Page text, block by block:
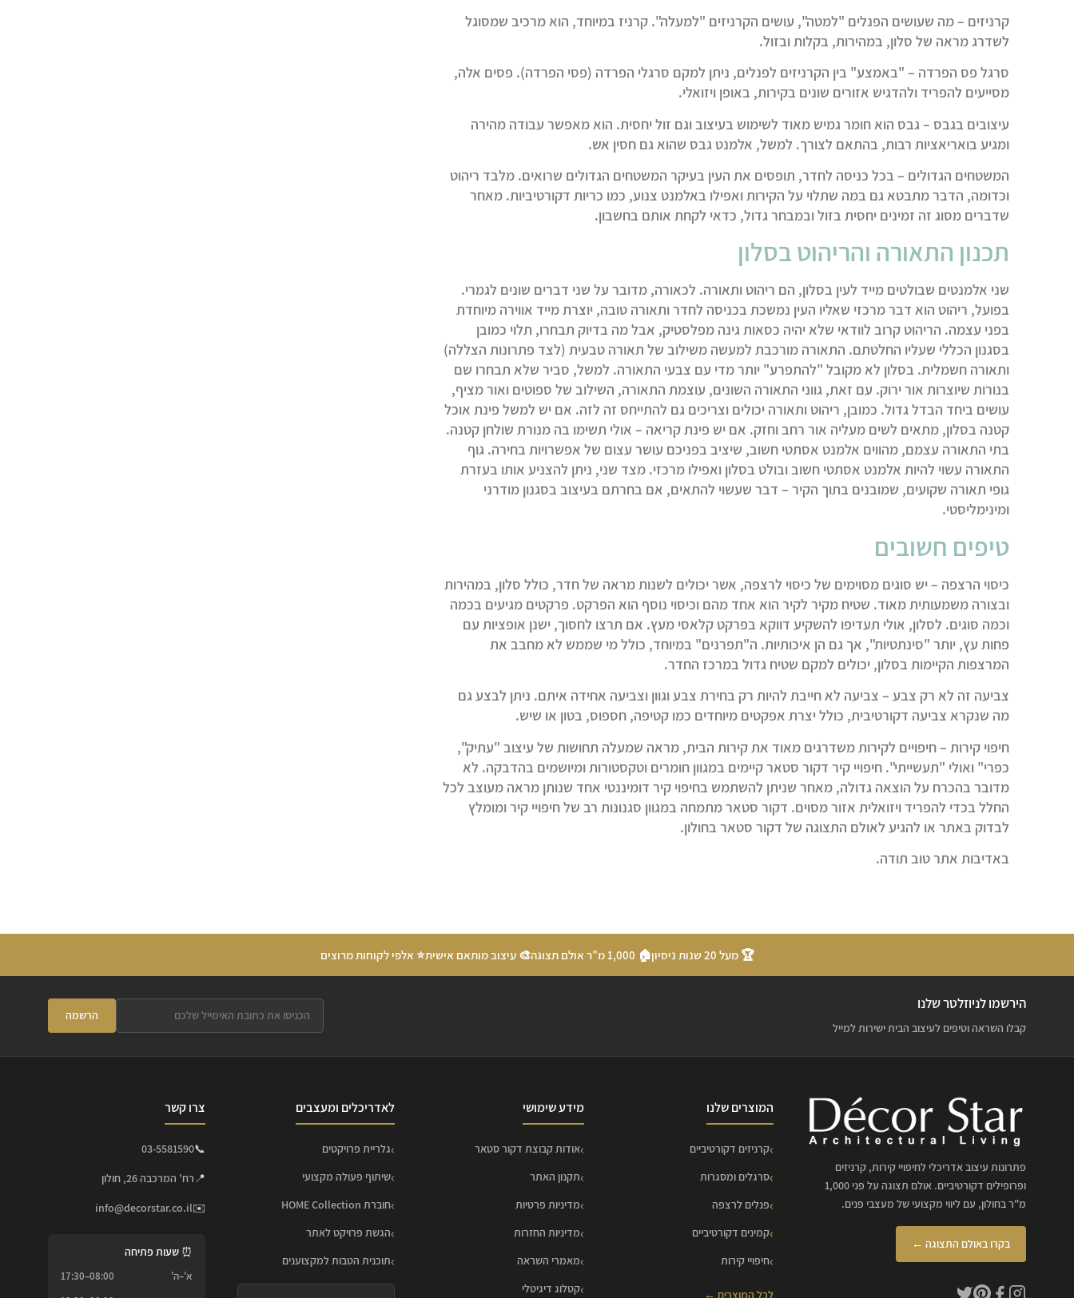
קרניזים – מה שעושים הפנלים "למטה", עושים הקרניזים "למעלה". קרניז במיוחד, הוא מרכיב שמסוגל
לשדרג מראה של סלון, במהירות, בקלות ובזול.
סרגל פס הפרדה – "באמצע" בין הקרניזים לפנלים, ניתן למקם סרגלי הפרדה (פסי הפרדה). פסים אלה,
מסייעים להפריד ולהדגיש אזורים שונים בקירות, באופן ויזואלי.
עיצובים בגבס – גבס הוא חומר גמיש מאוד לשימוש בעיצוב וגם זול יחסית. הוא מאפשר עבודה מהירה
ומגיע בואריאציות רבות, בהתאם לצורך. למשל, אלמנט גבס שהוא גם חסין אש.
המשטחים הגדולים – בכל כניסה לחדר, תופסים את העין בעיקר המשטחים הגדולים שרואים. מלבד ריהוט
וכדומה, הדבר מתבטא גם במה שתלוי על הקירות ואפילו באלמנט צנוע, כמו כריות דקורטיביות. מאחר
שדברים מסוג זה זמינים יחסית בזול ובמבחר גדול, כדאי לקחת אותם בחשבון.
תכנון התאורה והריהוט בסלון
שני אלמנטים שבולטים מייד לעין בסלון, הם ריהוט ותאורה. לכאורה, מדובר על שני דברים שונים לגמרי.
בפועל, ריהוט הוא דבר מרכזי שאליו העין נמשכת בכניסה לחדר ותאורה טובה, יוצרת מייד אווירה מיוחדת
בפני עצמה. הריהוט קרוב לוודאי שלא יהיה כסאות גינה מפלסטיק, אבל מה בדיוק תבחרו, תלוי כמובן
בסגנון הכללי שעליו החלטתם. התאורה מורכבת למעשה משילוב של תאורה טבעית (לצד פתרונות הצללה)
ותאורה חשמלית. בסלון לא מקובל "להתפרע" יותר מדי עם צבעי התאורה. למשל, סביר שלא תבחרו שם
בנורות שיוצרות אור ירוק. עם זאת, גווני התאורה השונים, עוצמת התאורה, השילוב של ספוטים ואור מציף,
עושים ביחד הבדל גדול. כמובן, ריהוט ותאורה יכולים וצריכים גם להתייחס זה לזה. אם יש למשל פינת אוכל
קטנה בסלון, מתאים לשים מעליה אור רחב וחזק. אם יש פינת קריאה – אולי תשימו בה מנורת שולחן קטנה.
בתי התאורה עצמם, מהווים אלמנט אסתטי חשוב, שיציב בפניכם עושר עצום של אפשרויות בחירה. גוף
התאורה עשוי להיות אלמנט אסתטי חשוב ובולט בסלון ואפילו מרכזי. מצד שני, ניתן להצניע אותו בעזרת
גופי תאורה שקועים, שמובנים בתוך הקיר – דבר שעשוי להתאים, אם בחרתם בעיצוב בסגנון מודרני
ומינימליסטי.
טיפים חשובים
כיסוי הרצפה – יש סוגים מסוימים של כיסוי לרצפה, אשר יכולים לשנות מראה של חדר, כולל סלון, במהירות
ובצורה משמעותית מאוד. שטיח מקיר לקיר הוא אחד מהם וכיסוי נוסף הוא הפרקט. פרקטים מגיעים בכמה
וכמה סוגים. לסלון, אולי תעדיפו להשקיע דווקא בפרקט קלאסי מעץ. אם תרצו לחסוך, ישנן אופציות עם
פחות עץ, יותר "סינתטיות", אך גם הן איכותיות. ה"תפרנים" במיוחד, כולל מי שממש לא מחבב את
המרצפות הקיימות בסלון, יכולים למקם שטיח גדול במרכז החדר.
צביעה זה לא רק צבע– צביעה לא חייבת להיות רק בחירת צבע וגוון וצביעה אחידה איתם. ניתן לבצע גם
מה שנקרא צביעה דקורטיבית, כולל יצרת אפקטים מיוחדים כמו קטיפה, חספוס, בטון או שיש.
חיפוי קירות – חיפויים לקירות משדרגים מאוד את קירות הבית, מראה שמעלה תחושות של עיצוב "עתיק",
כפרי" ואולי "תעשייתי". חיפויי קיר דקור סטאר קיימים במגוון חומרים וטקסטורות ומיושמים בהדבקה. לא
מדובר בהכרח על הוצאה גדולה, מאחר שניתן להשתמש בחיפוי קיר דומיננטי אחד שנותן מראה מעוצב לכל
החלל בכדי להפריד ויזואלית אזור מסוים. דקור סטאר מתמחה במגוון סגנונות רב של חיפויי קיר ומומלץ
לבדוק באתר או להגיע לאולם התצוגה של דקור סטאר בחולון.
באדיבות אתר טוב תודה.
🏆 מעל 20 שנות ניסיון 🏠 1,000 מ"ר אולם תצוגה 🎨 עיצוב מותאם אישית⭐ אלפי לקוחות מרוצים
הירשמו לניוזלטר שלנו
קבלו השראה וטיפים לעיצוב הבית ישירות למייל
הרשמה
פתרונות עיצוב אדריכלי לחיפויי קירות, קרניזים
ופרופילים דקורטיביים. אולם תצוגה על פני 1,000
מ"ר בחולון, עם ליווי מקצועי של מעצבי פנים.
בקרו באולם התצוגה ←
המוצרים שלנו
קרניזים דקורטיביים
סרגלים ומסגרות
פנלים לרצפה
קמינים דקורטיביים
חיפויי קירות
לכל המוצרים ←
מידע שימושי
אודות קבוצת דקור סטאר
תקנון האתר
מדיניות פרטיות
מדיניות החזרות
מאמרי השראה
קטלוג דיגיטלי
לאדריכלים ומעצבים
גלריית פרויקטים
שיתוף פעולה מקצועי
חוברת HOME Collection
הגשת פרויקט לאתר
תוכנית הטבות למקצוענים
צרו קשר
📞
03-5581590
📍 רח' המרכבה 26, חולון
✉️
info@decorstar.co.il
⏰ שעות פתיחה
א'–ה'
08:00–17:30